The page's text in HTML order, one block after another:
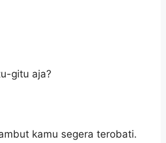
gitu aja?
kamu segera terobati.